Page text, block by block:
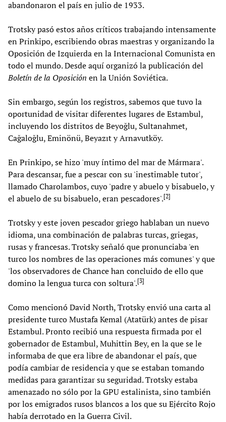
abandonaron el país en julio de 1933.
Trotsky pasó estos años críticos trabajando intensamente
en Prinkipo, escribiendo obras maestras y organizando la
Oposición de Izquierda en la Internacional Comunista en
todo el mundo. Desde aquí organizó la publicación del
Boletín de la Oposición en la Unión Soviética.
Sin embargo, según los registros, sabemos que tuvo la
oportunidad de visitar diferentes lugares de Estambul,
incluyendo los distritos de Beyoğlu, Sultanahmet,
Cağaloğlu, Eminönü, Beyazıt y Arnavutköy.
En Prinkipo, se hizo 'muy íntimo del mar de Mármara'.
Para descansar, fue a pescar con su 'inestimable tutor',
llamado Charolambos, cuyo 'padre y abuelo y bisabuelo, y
el abuelo de su bisabuelo, eran pescadores'.[2]
Trotsky y este joven pescador griego hablaban un nuevo
idioma, una combinación de palabras turcas, griegas,
rusas y francesas. Trotsky señaló que pronunciaba 'en
turco los nombres de las operaciones más comunes' y que
'los observadores de Chance han concluido de ello que
domino la lengua turca con soltura'.[3]
Como mencionó David North, Trotsky envió una carta al
presidente turco Mustafa Kemal (Atatürk) antes de pisar
Estambul. Pronto recibió una respuesta firmada por el
gobernador de Estambul, Muhittin Bey, en la que se le
informaba de que era libre de abandonar el país, que
podía cambiar de residencia y que se estaban tomando
medidas para garantizar su seguridad. Trotsky estaba
amenazado no sólo por la GPU estalinista, sino también
por los emigrados rusos blancos a los que su Ejército Rojo
había derrotado en la Guerra Civil.